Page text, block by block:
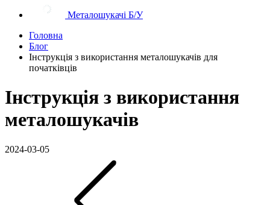
Металошукачі Б/У
Головна
Блог
Інструкція з використання металошукачів для
початківців
Інструкція з використання
металошукачів
2024-03-05